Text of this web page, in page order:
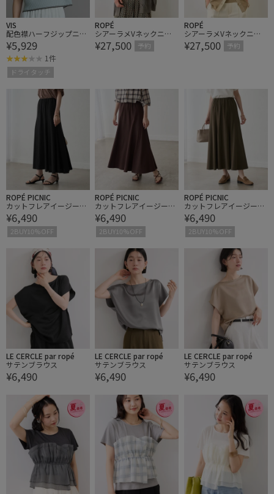
VIS
配色襟ハーフジップニッ
トプルオーバー
¥5,929
1件
ドライタッチ
ROPÉ
シアーラメVネックニッ
トカーディガン/イージ
ーケア
¥27,500 予約
ROPÉ
シアーラメVネックニッ
トカーディガン/イージ
ーケア
¥27,500 予約
ROPÉ PICNIC
カットフレアイージーロ
ングスカート
¥6,490
2BUY10%OFF
ROPÉ PICNIC
カットフレアイージーロ
ングスカート
¥6,490
2BUY10%OFF
ROPÉ PICNIC
カットフレアイージーロ
ングスカート
¥6,490
2BUY10%OFF
LE CERCLE par ropé
サテンブラウス
¥6,490
LE CERCLE par ropé
サテンブラウス
¥6,490
LE CERCLE par ropé
サテンブラウス
¥6,490